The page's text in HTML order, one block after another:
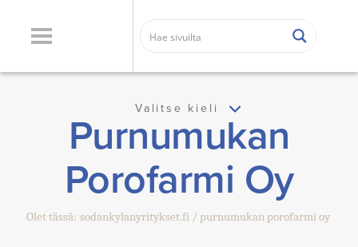
Valitse kieli
Purnumukan
Porofarmi Oy
Olet tässä: sodankylanyritykset.fi purnumukan porofarmi oy